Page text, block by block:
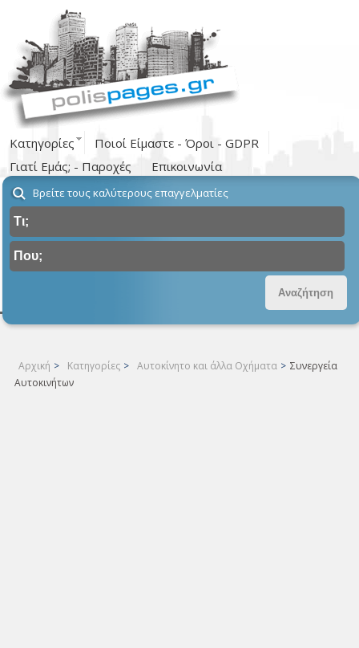
Κατηγορίες
Ποιοί Είμαστε - Όροι - GDPR
Γιατί Εμάς; - Παροχές
Επικοινωνία
Βρείτε τους καλύτερους επαγγελματίες
Αρχική > Κατηγορίες > Αυτοκίνητο και άλλα Οχήματα > Συνεργεία
Αυτοκινήτων